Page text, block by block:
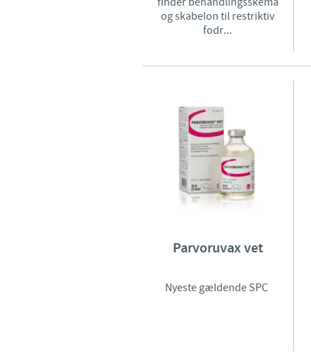
og skabelon til restriktiv
fodr...
Parvoruvax vet
Nyeste gældende SPC